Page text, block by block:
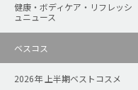
健康・ボディケア・リフレッシ
ュニュース
ベスコス
2026年 上半期ベストコスメ